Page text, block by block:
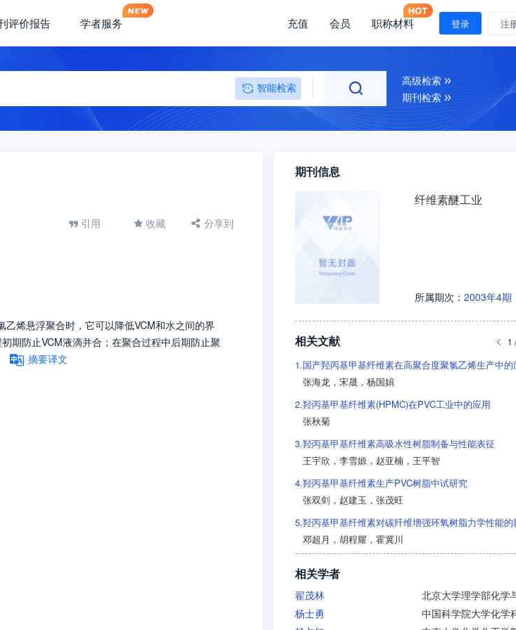
评价报告 学者服务 充值 会员 职称材料 登录 注
智能检索
高级检索
期刊检索
引用 收藏 分享到
烯悬浮聚合时，它可以降低VCM和水之间的界
期防止VCM液滴并合；在聚合过程中后期防止聚
摘要译文
期刊信息
纤维素醚工业
所属期次： 2003年4期
相关文献 1
1.国产羟丙基甲基纤维素在高聚合度聚氯乙烯生产中的
张海龙 ， 宋晟 ， 杨国娟
2.羟丙基甲基纤维素(HPMC)在PVC工业中的应用
张秋菊
3.羟丙基甲基纤维素高吸水性树脂制备与性能表征
王宇欣 ， 李雪嫄 ， 赵亚楠 ， 王平智
4.羟丙基甲基纤维素生产PVC树脂中试研究
张双剑 ， 赵建玉 ， 张茂旺
5.羟丙基甲基纤维素对碳纤维增强环氧树脂力学性能的
邓超月 ， 胡程耀 ， 霍冀川
相关学者
翟茂林
杨士勇